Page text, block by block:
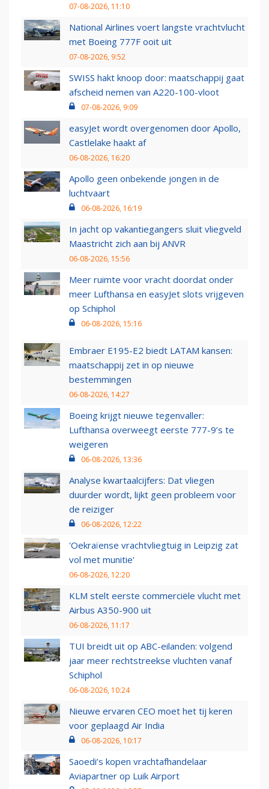
07-08-2026, 11:10
National Airlines voert langste vrachtvlucht
met Boeing 777F ooit uit
07-08-2026, 9:52
SWISS hakt knoop door: maatschappij gaat
afscheid nemen van A220-100-vloot
07-08-2026, 9:09
easyJet wordt overgenomen door Apollo,
Castlelake haakt af
06-08-2026, 16:20
Apollo geen onbekende jongen in de
luchtvaart
06-08-2026, 16:19
In jacht op vakantiegangers sluit vliegveld
Maastricht zich aan bij ANVR
06-08-2026, 15:56
Meer ruimte voor vracht doordat onder
meer Lufthansa en easyJet slots vrijgeven
op Schiphol
06-08-2026, 15:16
Embraer E195-E2 biedt LATAM kansen:
maatschappij zet in op nieuwe
bestemmingen
06-08-2026, 14:27
Boeing krijgt nieuwe tegenvaller:
Lufthansa overweegt eerste 777-9’s te
weigeren
06-08-2026, 13:36
Analyse kwartaalcijfers: Dat vliegen
duurder wordt, lijkt geen probleem voor
de reiziger
06-08-2026, 12:22
'Oekraïense vrachtvliegtuig in Leipzig zat
vol met munitie'
06-08-2026, 12:20
KLM stelt eerste commerciële vlucht met
Airbus A350-900 uit
06-08-2026, 11:17
TUI breidt uit op ABC-eilanden: volgend
jaar meer rechtstreekse vluchten vanaf
Schiphol
06-08-2026, 10:24
Nieuwe ervaren CEO moet het tij keren
voor geplaagd Air India
06-08-2026, 10:17
Saoedi’s kopen vrachtafhandelaar
Aviapartner op Luik Airport